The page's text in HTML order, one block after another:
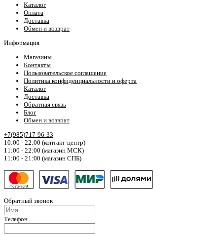
Каталог
Оплата
Доставка
Обмен и возврат
Информация
Магазины
Контакты
Пользовательское соглашение
Политика конфиденциальности и оферта
Каталог
Доставка
Обратная связь
Блог
Обмен и возврат
+7(985)717-96-33
10:00 - 22:00 (контакт-центр)
11:00 - 22:00 (магазин МСК)
11:00 - 21:00 (магазин СПБ)
Обратный звонок
Телефон